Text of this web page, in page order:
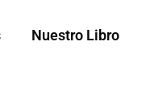
Nuestro Libro